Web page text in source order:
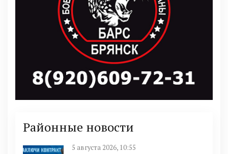
Районные новости
5 августа 2026, 10:55